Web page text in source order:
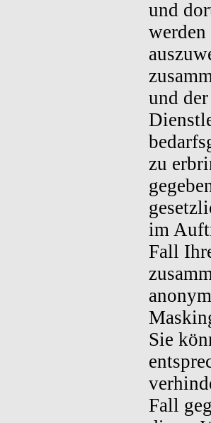
und
und
zu
im
Fall
Sie
Fall